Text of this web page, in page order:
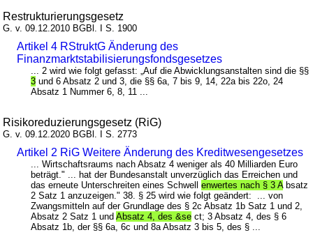
Restrukturierungsgesetz
G. v. 09.12.2010 BGBl. I S. 1900
Artikel 4 RStruktG Änderung des
Finanzmarktstabilisierungsfondsgesetzes
... 2 wird wie folgt gefasst: „Auf die Abwicklungsanstalten sind die §§
3 und 6 Absatz 2 und 3, die §§ 6a, 7 bis 9, 14, 22a bis 22o, 24
Absatz 1 Nummer 6, 8, 11 ...
Risikoreduzierungsgesetz (RiG)
G. v. 09.12.2020 BGBl. I S. 2773
Artikel 2 RiG Weitere Änderung des Kreditwesengesetzes
... Wirtschaftsraums nach Absatz 4 weniger als 40 Milliarden Euro
beträgt." ... hat der Bundesanstalt unverzüglich das Erreichen und
das erneute Unterschreiten eines Schwellenwertes nach § 3 Absatz
2 Satz 1 anzuzeigen." 38. § 25 wird wie folgt geändert: ... von
Zwangsmitteln auf der Grundlage des § 2c Absatz 1b Satz 1 und 2,
Absatz 2 Satz 1 undAbsatz 4, des &se ct; 3 Absatz 4, des § 6
Absatz 1b, der §§ 6a, 6c und 8a Absatz 3 bis 5, des § ...